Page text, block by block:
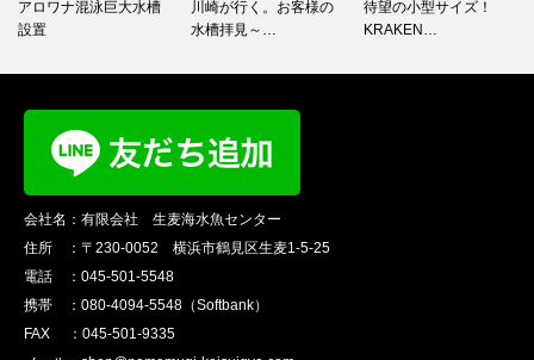
アロワナ混泳巨大水槽
設置
川崎が行く。お客様の
水槽拝見～…
待望の小型サイズ！
KRAKEN…
会社名：有限会社 生麦海水魚センター
住所 ：〒230-0052 横浜市鶴見区生麦1-5-25
電話 ：045-501-5548
携帯 ：080-4094-5548（Softbank）
FAX ：045-501-9335